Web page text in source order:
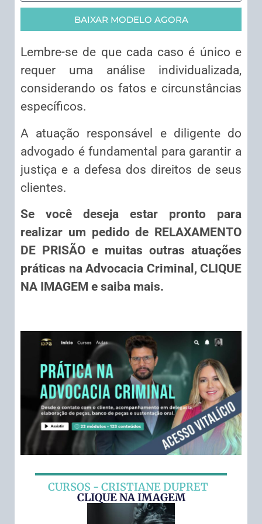
BAIXAR MODELO AGORA
Lembre-se de que cada caso é único e
requer uma análise individualizada,
considerando os fatos e circunstâncias
específicos.
A atuação responsável e diligente do
advogado é fundamental para garantir a
justiça e a defesa dos direitos de seus
clientes.
Se você deseja estar pronto para
realizar um pedido de RELAXAMENTO
DE PRISÃO e muitas outras atuações
práticas na Advocacia Criminal, CLIQUE
NA IMAGEM e saiba mais.
CURSOS - CRISTIANE DUPRET
CLIQUE NA IMAGEM